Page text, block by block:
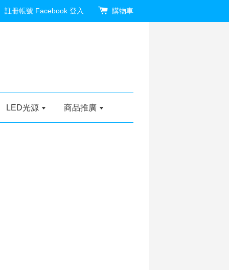
註冊帳號 Facebook 登入 購物車
LED光源 商品推廣